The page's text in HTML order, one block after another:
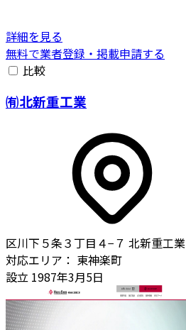
詳細を見る
無料で業者登録・掲載申請する
比較
㈲北新重工業
区川下５条３丁目４−７ 北新重工業
対応エリア： 東神楽町
設立 1987年3月5日